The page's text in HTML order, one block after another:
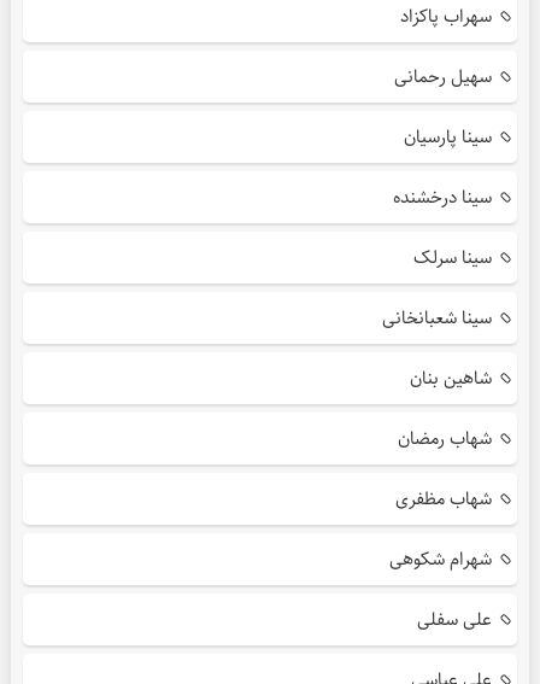
سهراب پاکزاد
سهیل رحمانی
سینا پارسیان
سینا درخشنده
سینا سرلک
سینا شعبانخانی
شاهین بنان
شهاب رمضان
شهاب مظفری
شهرام شکوهی
علی سفلی